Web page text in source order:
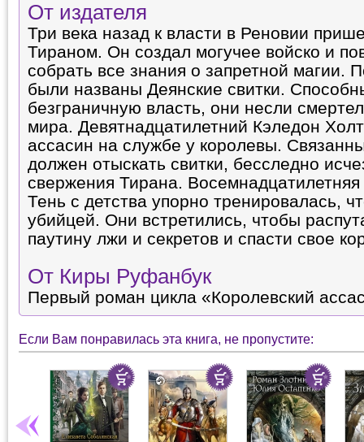
От издателя
Три века назад к власти в Реновии
Тираном. Он создал могучее войско и
собрать все знания о запретной магии.
были названы Деянские свитки.
безграничную власть, они несли
мира. Девятнадцатилетний Кэледон
ассасин на службе у королевы.
должен отыскать свитки, бесследно
свержения Тирана.
Тень с детства упорно тренировалась,
убийцей. Они встретились, чтобы
паутину лжи и секретов и спасти свое
От Киры Руфанбук
Первый роман цикла «Королевский
Если Вам понравилась эта книга, не пропустите: